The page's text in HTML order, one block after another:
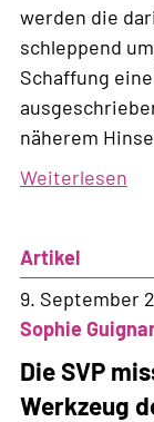
werden die
schleppend
Schaffung
näherem
Weiterlesen
in
den
Artikel
9. September
Sophie
Die SVP
Werkzeug